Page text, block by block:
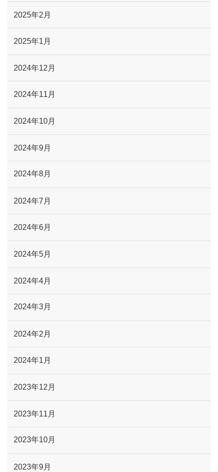
2025年2月
2025年1月
2024年12月
2024年11月
2024年10月
2024年9月
2024年8月
2024年7月
2024年6月
2024年5月
2024年4月
2024年3月
2024年2月
2024年1月
2023年12月
2023年11月
2023年10月
2023年9月